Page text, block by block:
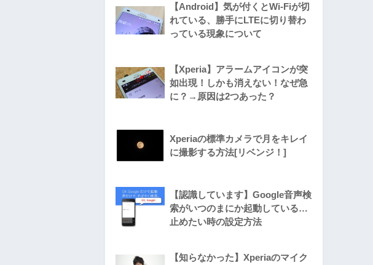
【Android】気が付くとWi-Fiが切
れている、勝手にLTEに切り替わ
っている現象について
【Xperia】アラームアイコンが突
如出現！しかも消えない！なぜ急
に？→原因は2つあった？
Xperiaの標準カメラで月をキレイ
に撮影する方法[リベンジ！]
【認識しています】Google音声検
索がいつのまにか起動している…
止めたい時の設定方法
【知らなかった】Xperiaのマイク